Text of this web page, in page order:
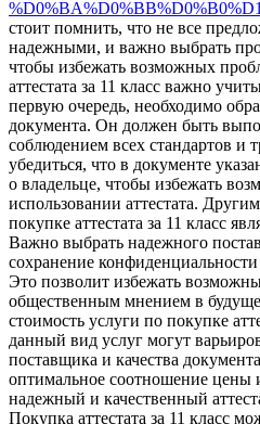
стоит помнить, что не все
надежными, и важно выбрать
чтобы избежать возможных
аттестата за 11 класс важно
первую очередь, необходимо
документа. Он должен быть
соблюдением всех стандартов и
убедиться, что в документе
о владельце, чтобы избежать
использовании аттестата.
покупке аттестата за 11 класс
Важно выбрать надежного
сохранение
Это позволит избежать
общественным мнением в
стоимость услуги по покупке
данный вид услуг могут
поставщика и качества
оптимальное соотношение цены
надежный и качественный
Покупка аттестата за 11 класс